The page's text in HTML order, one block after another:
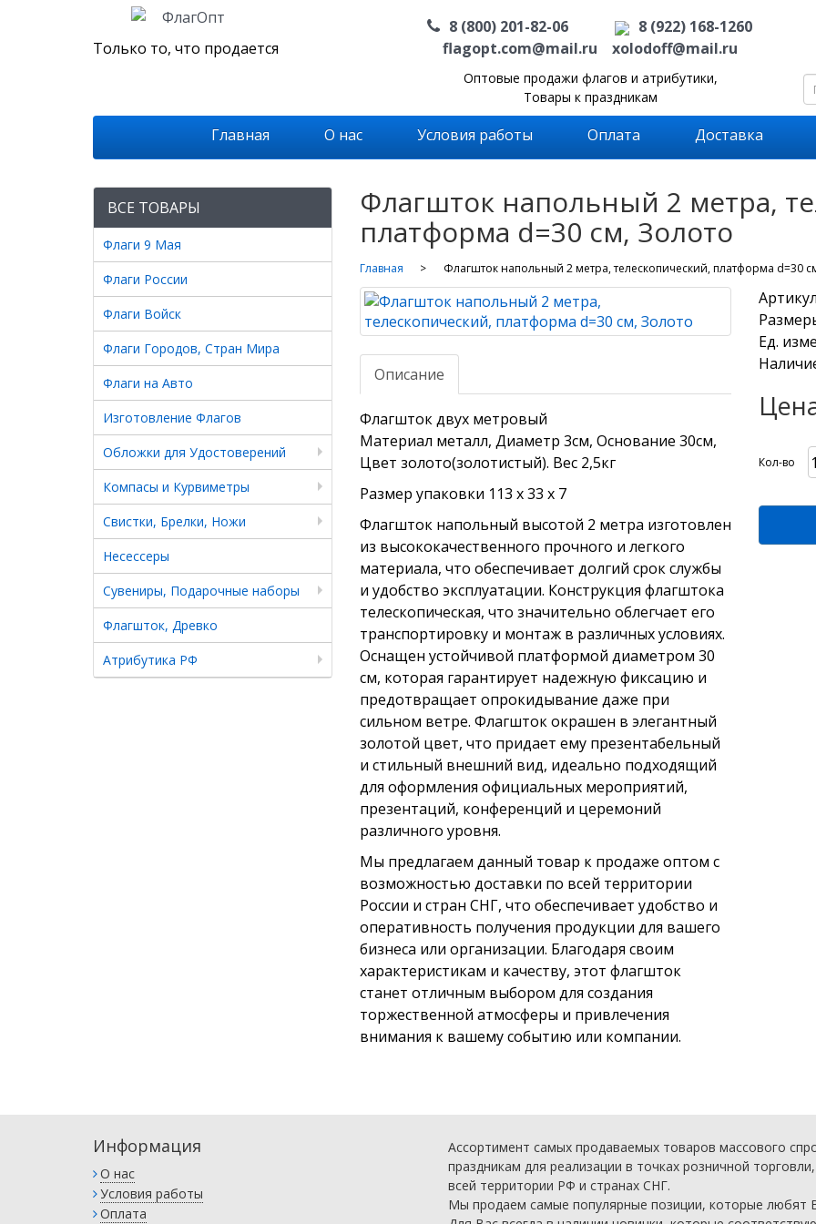
Только то, что продается
8 (800) 201-82-06
8 (922) 168-1260
flagopt.com@mail.ru
xolodoff@mail.ru
Оптовые продажи флагов и атрибутики,
Товары к праздникам
Главная О нас Условия работы Оплата Доставка
ВСЕ ТОВАРЫ
Флаги 9 Мая
Флаги России
Флаги Войск
Флаги Городов, Стран Мира
Флаги на Авто
Изготовление Флагов
Обложки для Удостоверений
Компасы и Курвиметры
Свистки, Брелки, Ножи
Несессеры
Сувениры, Подарочные наборы
Флагшток, Древко
Атрибутика РФ
Флагшток напольный 2 метра,
платформа d=30 см, Золото
Главная Флагшток напольный 2 метра, телескопический, платформа d=30
Описание
Флагшток двух метровый
Материал металл, Диаметр 3см, Основание 30см,
Цвет золото(золотистый). Вес 2,5кг
Размер упаковки 113 х 33 х 7
Флагшток напольный высотой 2 метра изготовлен
из высококачественного прочного и легкого
материала, что обеспечивает долгий срок службы
и удобство эксплуатации. Конструкция флагштока
телескопическая, что значительно облегчает его
транспортировку и монтаж в различных условиях.
Оснащен устойчивой платформой диаметром 30
см, которая гарантирует надежную фиксацию и
предотвращает опрокидывание даже при
сильном ветре. Флагшток окрашен в элегантный
золотой цвет, что придает ему презентабельный
и стильный внешний вид, идеально подходящий
для оформления официальных мероприятий,
презентаций, конференций и церемоний
различного уровня.
Мы предлагаем данный товар к продаже оптом с
возможностью доставки по всей территории
России и стран СНГ, что обеспечивает удобство и
оперативность получения продукции для вашего
бизнеса или организации. Благодаря своим
характеристикам и качеству, этот флагшток
станет отличным выбором для создания
торжественной атмосферы и привлечения
внимания к вашему событию или компании.
Ед.
Кол-во
Информация
О нас
Условия работы
Оплата
Ассортимент самых продаваемых товаров массового
праздникам для реализации в точках розничной
всей территории РФ и странах СНГ.
Мы продаем самые популярные позиции, которые любят